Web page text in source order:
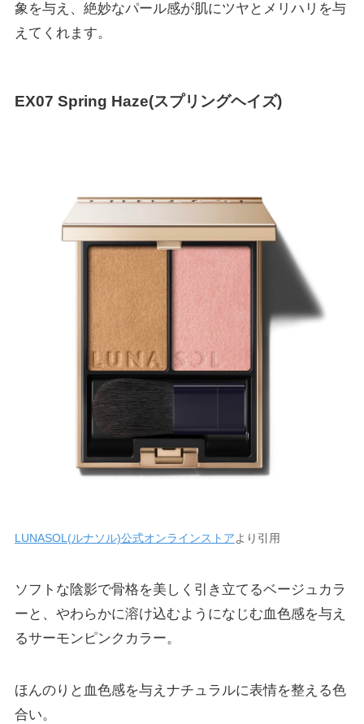
象を与え、絶妙なパール感が肌にツヤとメリハリを与
えてくれます。
EX07 Spring Haze(スプリングヘイズ)
LUNASOL(ルナソル)公式オンラインストアより引用
ソフトな陰影で骨格を美しく引き立てるベージュカラ
ーと、やわらかに溶け込むようになじむ血色感を与え
るサーモンピンクカラー。
ほんのりと血色感を与えナチュラルに表情を整える色
合い。